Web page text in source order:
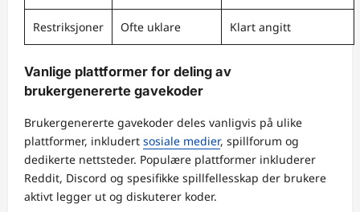
Restriksjoner Ofte uklare Klart angitt
Vanlige plattformer for deling av
brukergenererte gavekoder
Brukergenererte gavekoder deles vanligvis på ulike
plattformer, inkludert sosiale medier, spillforum og
dedikerte nettsteder. Populære plattformer inkluderer
Reddit, Discord og spesifikke spillfellesskap der brukere
aktivt legger ut og diskuterer koder.